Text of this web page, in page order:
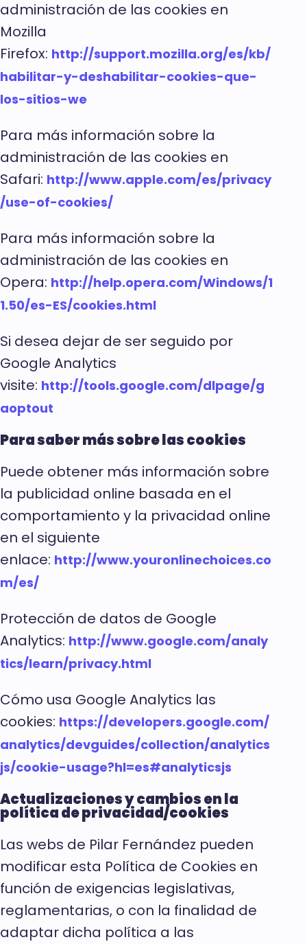
administración de las cookies en
Mozilla
Firefox: http://support.mozilla.org/es/kb/
habilitar-y-deshabilitar-cookies-que-
los-sitios-we
Para más información sobre la
administración de las cookies en
Safari: http://www.apple.com/es/privacy
/use-of-cookies/
Para más información sobre la
administración de las cookies en
Opera: http://help.opera.com/Windows/1
1.50/es-ES/cookies.html
Si desea dejar de ser seguido por
Google Analytics
visite: http://tools.google.com/dlpage/g
aoptout
Para saber más sobre las cookies
Puede obtener más información sobre
la publicidad online basada en el
comportamiento y la privacidad online
en el siguiente
enlace: http://www.youronlinechoices.co
m/es/
Protección de datos de Google
Analytics: http://www.google.com/analy
tics/learn/privacy.html
Cómo usa Google Analytics las
cookies: https://developers.google.com/
analytics/devguides/collection/analytics
js/cookie-usage?hl=es#analyticsjs
Actualizaciones y cambios en la
política de privacidad/cookies
Las webs de Pilar Fernández pueden
modificar esta Política de Cookies en
función de exigencias legislativas,
reglamentarias, o con la finalidad de
adaptar dicha política a las